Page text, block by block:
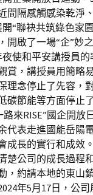
間隔感觸感染乾淨
“聯袂共筑綠色家
開啟了一場“企”妙
使和平安講授員
賞，講授員用簡略
理念停止了先容，
碳節能等方面停止
來RISE”國企開放
代表走進國能岳陽
成長的實行和成效
楚公司的成長過程
，約請本地的東山
年5月17日，公